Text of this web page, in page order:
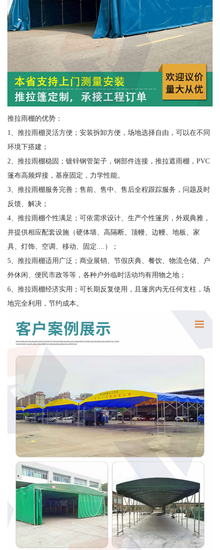
推拉雨棚的优势：
1、推拉雨棚灵活方便；安装拆卸方便，场地选择自由，可以在不同
环境下搭建；
2、推拉雨棚稳固；镀锌钢管架子，钢部件连接，推拉遮雨棚，PVC
篷布高频焊接，基座固定，力学性能。
3、推拉雨棚服务完善；售前、售中、售后全程跟踪服务，问题及时
反馈、解决；
4、推拉雨棚个性满足；可依需求设计、生产个性篷房，外观典雅，
并提供相应配套设施（硬体墙、高隔断、顶幔、边幔、地板、家
具、灯饰、空调、移动、固定....）；
5、推拉雨棚适用广泛；商业展销、节假庆典、餐饮、物流仓储、户
外休闲、便民市政等等，各种户外临时活动均有用物之地；
6、推拉雨棚经济实用；可长期反复使用，且篷房内无任何支柱，场
地完全利用，节约成本。